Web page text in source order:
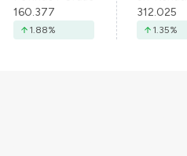
160.377
1.88%
312.025
1.35%